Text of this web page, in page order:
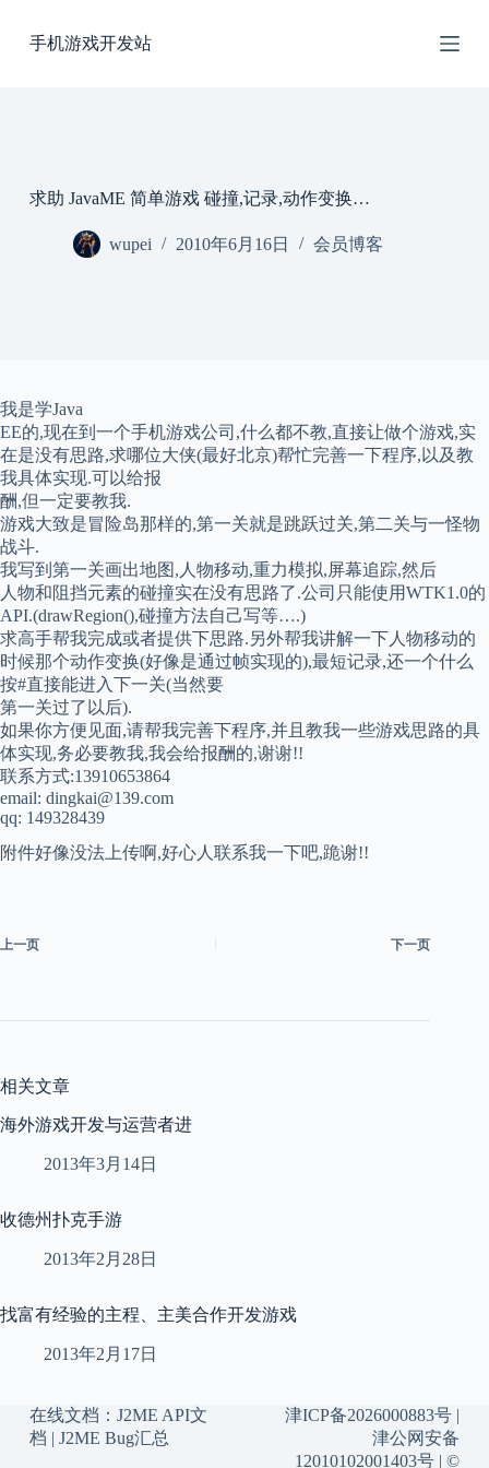
过
手机游戏开发站
求助 JavaME 简单游戏 碰撞,记录,动作变换…
wupei 2010年6月16日 会员博客
我是学Java
EE的,现在到一个手机游戏公司,什么都不教,直接让做个游戏,实
在是没有思路,求哪位大侠(最好北京)帮忙完善一下程序,以及教
我具体实现.可以给报
酬,但一定要教我.
游戏大致是冒险岛那样的,第一关就是跳跃过关,第二关与一怪物
战斗.
我写到第一关画出地图,人物移动,重力模拟,屏幕追踪,然后
人物和阻挡元素的碰撞实在没有思路了.公司只能使用WTK1.0的
API.(drawRegion(),碰撞方法自己写等….)
求高手帮我完成或者提供下思路.另外帮我讲解一下人物移动的
时候那个动作变换(好像是通过帧实现的),最短记录,还一个什么
按#直接能进入下一关(当然要
第一关过了以后).
如果你方便见面,请帮我完善下程序,并且教我一些游戏思路的具
体实现,务必要教我,我会给报酬的,谢谢!!
联系方式:13910653864
email: dingkai@139.com
qq: 149328439
附件好像没法上传啊,好心人联系我一下吧,跪谢!!
上一页 下一页
相关文章
海外游戏开发与运营者进
2013年3月14日
收德州扑克手游
2013年2月28日
找富有经验的主程、主美合作开发游戏
2013年2月17日
在线文档： J2ME API文
档 | J2ME Bug汇总
津ICP备2026000883号 |
津公网安备
12010102001403号 | ©